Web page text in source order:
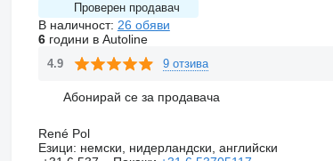
Проверен продавач
В наличност: 26 обяви
6години в Autoline
4.9 9 отзива
Абонирай се за продавача
René Pol
Езици: немски, нидерландски, английски